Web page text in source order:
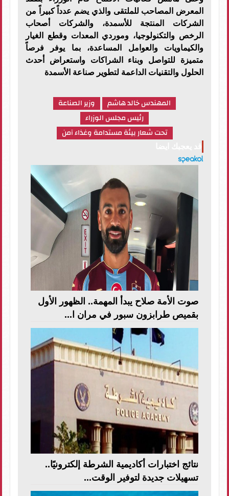
المعرض المصاحب للملتقى والذي يضم عدداً كبيراً من
الشركات المنتجة للأسمدة، والشركات أصحاب
الرخص والتكنولوجيا، وموردي المعدات وقطع الغيار
والكيماويات والعوامل المساعدة، بما يوفر فرصاً
متميزة للتواصل وبناء الشراكات واستعراض أحدث
الحلول والتقنيات الداعمة لتطوير صناعة الأسمدة
المهندس خالد هاشم
وزير الصناعة
رئيس مجلس الوزراء
تحت شعار بيئة مستدامة وغذاء آمن
صوت الأمة صلاح يبدأ المهمة.. الظهور الأول
بقميص طرابزون سبور في مران ا...
نتائج اختبارات أكاديمية الشرطة إلكترونيًا..
تسهيلات جديدة لتوفير الوقت...